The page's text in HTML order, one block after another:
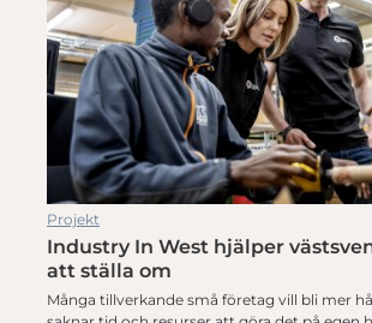
Projekt
Industry In West hjälper
att ställa om
Många tillverkande små företag vill bli mer